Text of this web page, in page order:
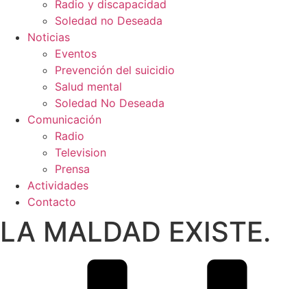
Radio y discapacidad
Soledad no Deseada
Noticias
Eventos
Prevención del suicidio
Salud mental
Soledad No Deseada
Comunicación
Radio
Television
Prensa
Actividades
Contacto
LA MALDAD EXISTE.